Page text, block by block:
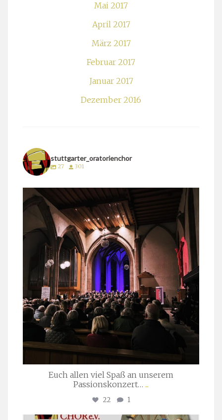
Mai 2017
April 2017
März 2017
Februar 2017
Januar 2017
Dezember 2016
stuttgarter_oratorienchor
27 301
stuttgarter_oratorienchor
März 24
Euch allen viel Spaß an unserem
Passionskonzert… ...
22 1